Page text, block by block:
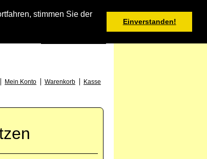
stimmen Sie der
Einverstanden!
Warenkorb
Mein Konto Warenkorb Kasse